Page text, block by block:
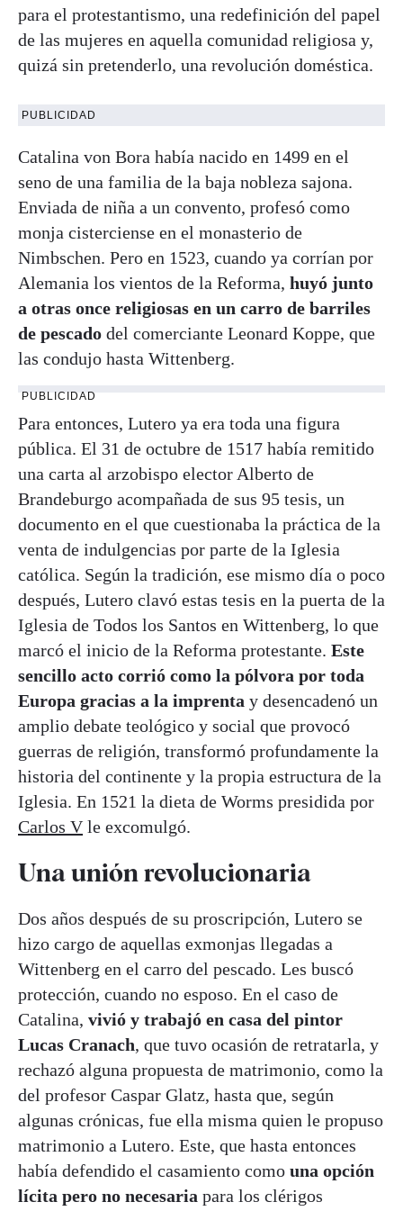
para el protestantismo, una redefinición del papel
de las mujeres en aquella comunidad religiosa y,
quizá sin pretenderlo, una revolución doméstica.
PUBLICIDAD
Catalina von Bora había nacido en 1499 en el
seno de una familia de la baja nobleza sajona.
Enviada de niña a un convento, profesó como
monja cisterciense en el monasterio de
Nimbschen. Pero en 1523, cuando ya corrían por
Alemania los vientos de la Reforma, huyó junto
a otras once religiosas en un carro de barriles
de pescado del comerciante Leonard Koppe, que
las condujo hasta Wittenberg.
PUBLICIDAD
Para entonces, Lutero ya era toda una figura
pública. El 31 de octubre de 1517 había remitido
una carta al arzobispo elector Alberto de
Brandeburgo acompañada de sus 95 tesis, un
documento en el que cuestionaba la práctica de la
venta de indulgencias por parte de la Iglesia
católica. Según la tradición, ese mismo día o poco
después, Lutero clavó estas tesis en la puerta de la
Iglesia de Todos los Santos en Wittenberg, lo que
marcó el inicio de la Reforma protestante. Este
sencillo acto corrió como la pólvora por toda
Europa gracias a la imprenta y desencadenó un
amplio debate teológico y social que provocó
guerras de religión, transformó profundamente la
historia del continente y la propia estructura de la
Iglesia. En 1521 la dieta de Worms presidida por
Carlos Vle excomulgó.
Una unión revolucionaria
Dos años después de su proscripción, Lutero se
hizo cargo de aquellas exmonjas llegadas a
Wittenberg en el carro del pescado. Les buscó
protección, cuando no esposo. En el caso de
Catalina, vivió y trabajó en casa del pintor
Lucas Cranach, que tuvo ocasión de retratarla, y
rechazó alguna propuesta de matrimonio, como la
del profesor Caspar Glatz, hasta que, según
algunas crónicas, fue ella misma quien le propuso
matrimonio a Lutero. Este, que hasta entonces
había defendido el casamiento como una opción
lícita pero no necesaria para los clérigos